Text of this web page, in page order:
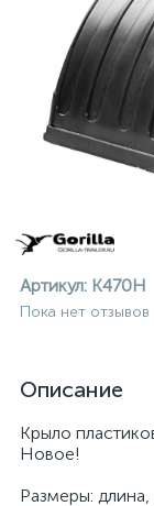
Артикул: К470Н
Пока нет отзывов
Описание
Крыло
Новое!
Размеры: